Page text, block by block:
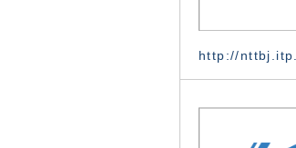
http://